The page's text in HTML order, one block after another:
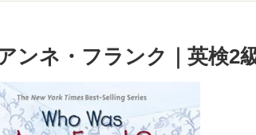
ンネ・フランク｜英検2